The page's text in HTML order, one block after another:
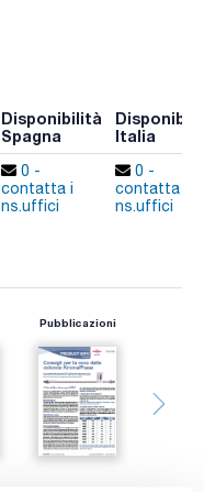
Disponibilità
Spagna
Italia
0 -
contatta i
ns.uffici
0 -
contatta i
ns.uffici
Pubblicazioni